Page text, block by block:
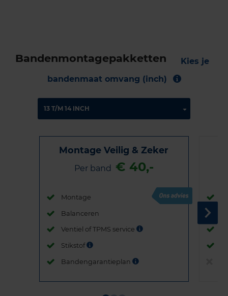
Bandenmontagepakketten
Kies je
bandenmaat omvang (inch)
Montage Veilig & Zeker
Per band € 40,-
Montage
Balanceren
Ventiel of TPMS service
Stikstof
Bandengarantieplan